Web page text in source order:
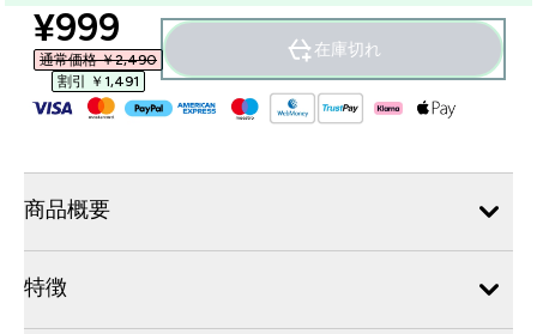
discounted price
¥999‎
通常価格 ￥2,490‎
割引 ￥1,491‎
在庫切れ
商品概要
特徴